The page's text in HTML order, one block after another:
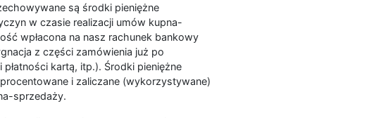
są środki pieniężne
w czasie realizacji umów kupna-
wpłacona na nasz rachunek bankowy
z części zamówienia już po
kartą, itp.). Środki pieniężne
i zaliczane (wykorzystywane)
sprzedaży.